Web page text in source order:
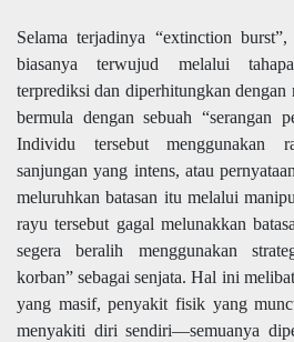
Selama terjadinya “extinction
biasanya terwujud melalui
terprediksi dan diperhitungkan
bermula dengan sebuah “serangan
Individu tersebut menggunakan
sanjungan yang intens, atau
meluruhkan batasan itu melalui
rayu tersebut gagal melunakkan
segera beralih menggunakan
korban” sebagai senjata. Hal ini
yang masif, penyakit fisik yang
menyakiti diri sendiri—semuanya